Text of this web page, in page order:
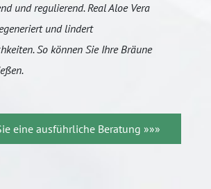
und regulierend. Real Aloe Vera
und lindert
So können Sie Ihre Bräune
eine ausführliche Beratung »»»